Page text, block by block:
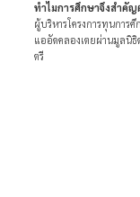
ทำไมการศึกษาจึงสำคั
ผู้บริหารโครงการทุนการ
แออัดคลองเตยผ่านมูลนิ
ตรี